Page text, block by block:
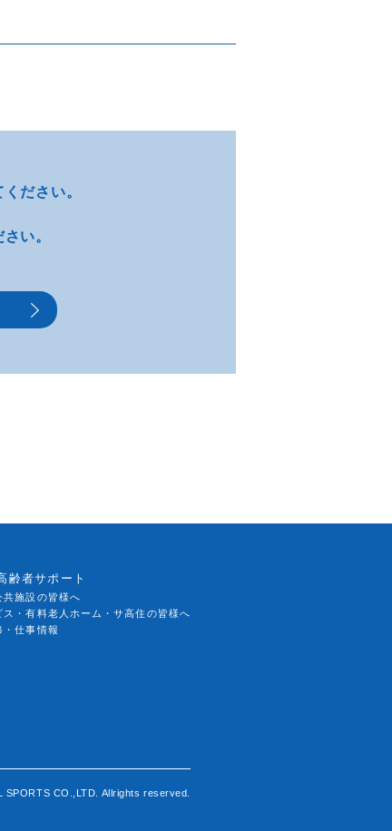
ださい。
い。
齢者サポート
共施設の皆様へ
ス・有料老人ホーム・サ高住の皆様へ
・仕事情報
CO.,LTD. Allrights reserved.